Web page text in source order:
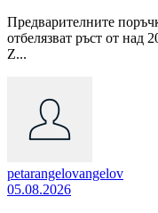
Предварителните
отбелязват ръст от над
Z...
petarangelovangelov
05.08.2026